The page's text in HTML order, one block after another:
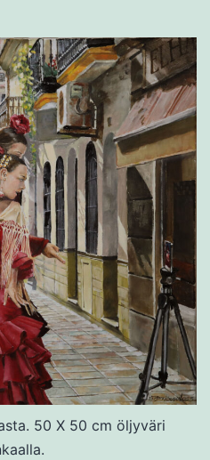
50 X 50 cm öljyväri